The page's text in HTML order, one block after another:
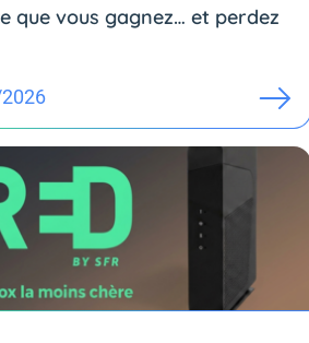
que vous gagnez… et perdez